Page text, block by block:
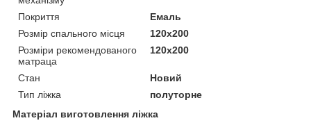
Покриття
Емаль
Розмір спального місця
120х200
Розміри рекомендованого
матраца
120х200
Стан
Новий
Тип ліжка
полуторне
Матеріал виготовлення ліжка